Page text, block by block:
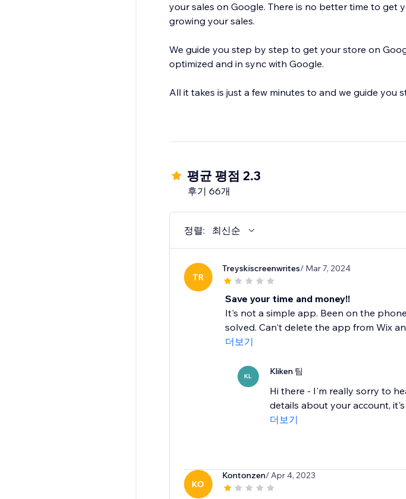
your sales on Google. There is no better time to
growing your sales.
We guide you step by step to get your store on Google Shopping and keep your product feeds
optimized and in sync with Google.
All it takes is just a few minutes to and we guide you
평균 평점 2.3
후기 66개
정렬: 최신순
TR
Treyskiscreenwrites/ Mar 7, 2024
Save your time and money!!
It's not a simple app. Been on the
solved. Can't delete the app from Wix
더보기
KL Kliken 팀
Hi there - I'm really sorry to
details about your account,
더보기
KO
Kontonzen/ Apr 4, 2023